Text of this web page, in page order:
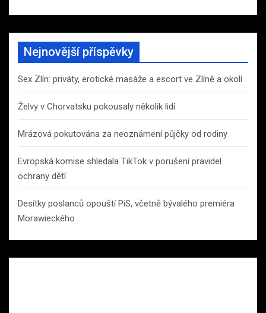
Nejnovější příspěvky
Sex Zlín: priváty, erotické masáže a escort ve Zlíně a okolí
Želvy v Chorvatsku pokousaly několik lidí
Mrázová pokutována za neoznámení půjčky od rodiny
Evropská komise shledala TikTok v porušení pravidel
ochrany dětí
Desítky poslanců opouští PiS, včetně bývalého premiéra
Morawieckého